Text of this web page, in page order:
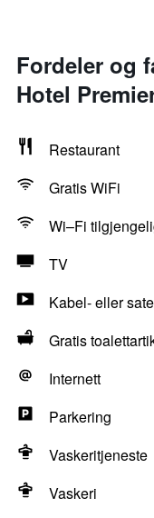
Fordeler og
Hotel
Restaurant
Gratis WiFi
Wi–Fi
TV
Kabel- eller
Gratis
Internett
Parkering
Vaskeritjeneste
Vaskeri